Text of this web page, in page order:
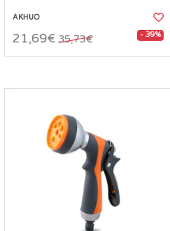
AKHUO
21,69€ 35,73€ - 39%